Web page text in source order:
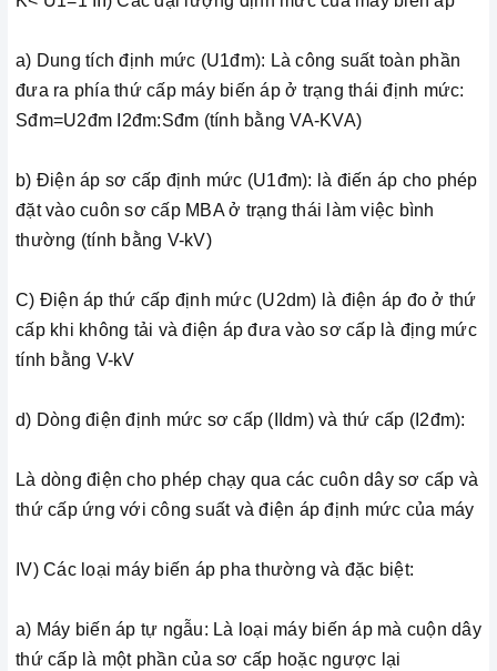
a) Dung tích định mức (U1đm): Là công suất toàn phần
đưa ra phía thứ cấp máy biến áp ở trạng thái định mức:
Sđm=U2đm I2đm:Sđm (tính bằng VA-KVA)
b) Điện áp sơ cấp định mức (U1đm): là điến áp cho phép
đặt vào cuôn sơ cấp MBA ở trạng thái làm việc bình
thường (tính bằng V-kV)
C) Điện áp thứ cấp định mức (U2dm) là điện áp đo ở thứ
cấp khi không tải và điện áp đưa vào sơ cấp là địng mức
tính bằng V-kV
d) Dòng điện định mức sơ cấp (IIdm) và thứ cấp (I2đm):
Là dòng điện cho phép chạy qua các cuôn dây sơ cấp và
thứ cấp ứng với công suất và điện áp định mức của máy
IV) Các loại máy biến áp pha thường và đặc biệt:
a) Máy biến áp tự ngẫu: Là loại máy biến áp mà cuộn dây
thứ cấp là một phần của sơ cấp hoặc ngược lại